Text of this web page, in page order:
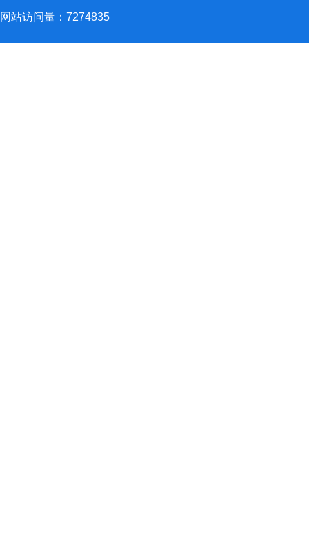
网站访问量： 7274835